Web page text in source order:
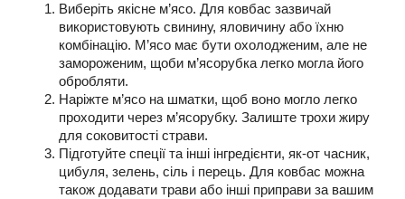
Виберіть якісне м’ясо. Для ковбас зазвичай
використовують свинину, яловичину або їхню
комбінацію. М’ясо має бути охолодженим, але не
замороженим, щоби м’ясорубка легко могла його
обробляти.
Наріжте м’ясо на шматки, щоб воно могло легко
проходити через м’ясорубку. Залиште трохи жиру
для соковитості страви.
Підготуйте спеції та інші інгредієнти, як-от часник,
цибуля, зелень, сіль і перець. Для ковбас можна
також додавати трави або інші приправи за вашим